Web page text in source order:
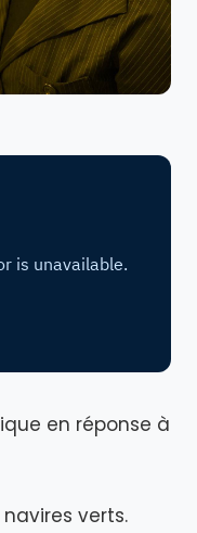
en réponse à
verts.